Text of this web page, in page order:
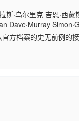
斯·乌尔里克 吉恩·西蒙
Dave·Murray
官方档案的史无前例的
乐迷共同体验音乐史
从